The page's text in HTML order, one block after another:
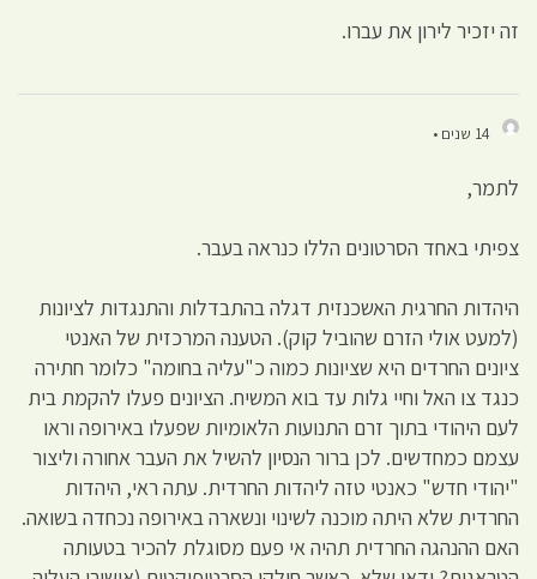
זה יזכיר לירון את עברו.
14 שנים •
לתמר,
צפיתי באחד הסרטונים הללו כנראה בעבר.
היהדות החרגית האשכנזית דגלה בהתבדלות והתנגדות לציונות
(למעט אולי הזרם שהוביל קוק). הטענה המרכזית של האנטי
ציונים החרדים היא שציונות כמוה כ"עליה בחומה" כלומר חתירה
כנגד צו האל וחיי גלות עד בוא המשיח. הציונים פעלו להקמת בית
לעם היהודי בתוך זרם התנועות הלאומיות שפעלו באירופה וראו
עצמם כמחדשים. לכן ברור הנסיון להשיל את העבר אחורה וליצור
"יהודי חדש" כאנטי טזה ליהדות החרדית. עתה ראי, היהדות
החרדית שלא היתה מוכנה לשינוי ונשארה באירופה נכחדה בשואה.
האם ההנהגה החרדית תהיה אי פעם מסוגלת להכיר בטעותה